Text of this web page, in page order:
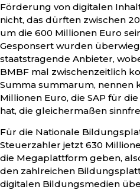
Förderung von digitalen
nicht, das dürften zwischen
um die 600 Millionen Euro
Gesponsert wurden
staatstragende Anbieter,
BMBF mal zwischenzeitlich
Summa summarum, nennen
Millionen Euro, die SAP für
hat, die gleichermaßen
Für die Nationale
Steuerzahler jetzt 630
die Megaplattform geben,
den zahlreichen
digitalen Bildungsmedien